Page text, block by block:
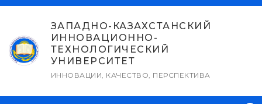
Перейти
содержимому
ЗАПАДНО-КАЗАХСТАНСКИЙ
ИННОВАЦИОННО-
ТЕХНОЛОГИЧЕСКИЙ
УНИВЕРСИТЕТ
ИННОВАЦИИ, КАЧЕСТВО, ПЕРСПЕКТИВА